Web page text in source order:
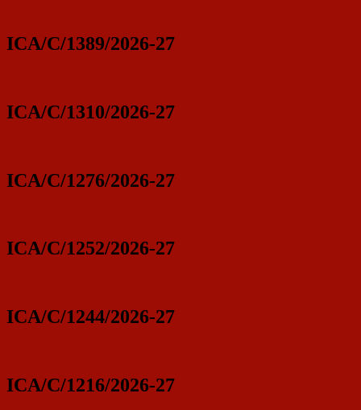
ICA/C/1389/2026-27
ICA/C/1310/2026-27
ICA/C/1276/2026-27
ICA/C/1252/2026-27
ICA/C/1244/2026-27
ICA/C/1216/2026-27